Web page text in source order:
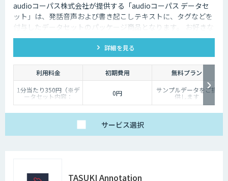
audioコーパス株式会社が提供する「audioコーパス データセ
ット」は、発話音声および書き起こしテキストに、タグなどを
付与したデータセットのパッケージ商品となります。 お好きな
発話カテゴリよりお買い求めいただけます。
詳細を見る
利用料金 初期費用
無料プラン
1分当たり350円（※デ
ータセット内容：
wav/txt/eaf）
0円 サンプルデータをご提
供します
サービス選択
TASUKI Annotation